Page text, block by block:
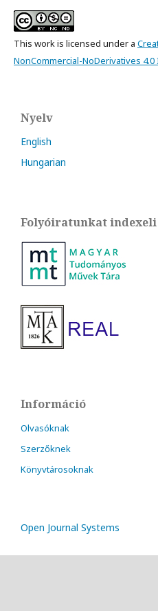
This work is licensed under a
NonCommercial-NoDerivatives
Nyelv
English
Hungarian
Folyóiratunkat indexeli
Információ
Olvasóknak
Szerzőknek
Könyvtárosoknak
Open Journal Systems